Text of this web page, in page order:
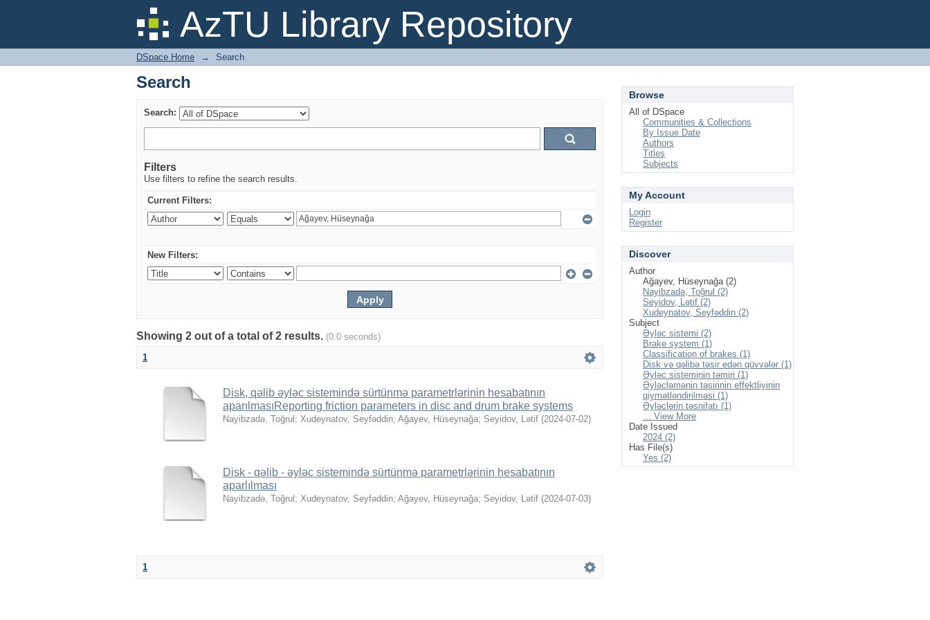
AzTU Library Repository
Search
DSpace Home → Search
Search
Search:
Filters
Use filters to refine the search results.
Current Filters:
New Filters:
Showing 2 out of a total of 2 results. (0.0 seconds)
1
Disk, qəlib əyləc sistemində sürtünmə parametrlərinin hesabatının
aparılmasıReporting friction parameters in disc and drum brake systems
Nayibzadə, Toğrul ; Xudeynatov, Seyfəddin; Ağayev, Hüseynağa; Seyidov, Lətif (2024-07-02)
Disk - qəlib - əyləc sistemində sürtünmə parametrlərinin hesabatının
aparlılması
Nayibzadə, Toğrul ; Xudeynatov, Seyfəddin; Ağayev, Hüseynağa; Seyidov, Lətif (2024-07-03)
1
Browse
All of DSpace
Communities & Collections
By Issue Date
Authors
Titles
Subjects
My Account
Login
Register
Discover
Author
Ağayev, Hüseynağa (2)
Nayibzadə, Toğrul (2)
Seyidov, Lətif (2)
Xudeynatov, Seyfəddin (2)
Subject
Əyləc sistemi (2)
Brake system (1)
Classification of brakes (1)
Disk və qəlibə təsir edən qüvvələr (1)
Əyləc sisteminin təmiri (1)
Əyləcləmənin təsirinin effektliyinin
qiymətləndirilməsi (1)
Əyləclərin təsnifatı (1)
... View More
Date Issued
2024 (2)
Has File(s)
Yes (2)